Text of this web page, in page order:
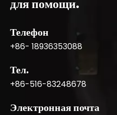
для помощи.
Телефон
+86- 18936353088
Тел.
+86-516-83248678
Электронная почта